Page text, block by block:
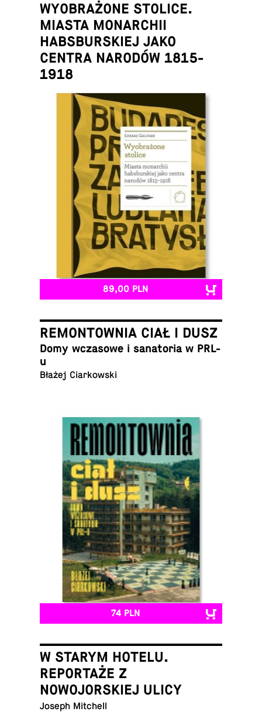
WYOBRAŻONE STOLICE.
MIASTA MONARCHII
HABSBURSKIEJ JAKO
CENTRA NARODÓW 1815-
1918
Łukasz Galusek
89,00 PLN
REMONTOWNIA CIAŁ I DUSZ
Domy wcza­so­we i sa­na­to­ria w PRL-
u
Błażej Ciarkowski
74 PLN
W STARYM HOTELU.
REPORTAŻE Z
NOWOJORSKIEJ ULICY
Joseph Mitchell